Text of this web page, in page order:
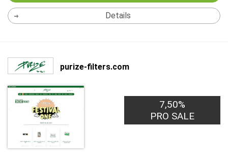
Details
purize-filters.com
7,50%
PRO SALE